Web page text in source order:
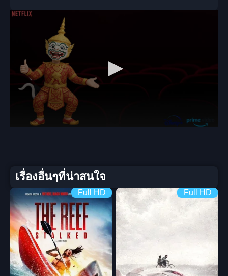
เรื่องอื่นๆที่น่าสนใจ
Full HD Full HD